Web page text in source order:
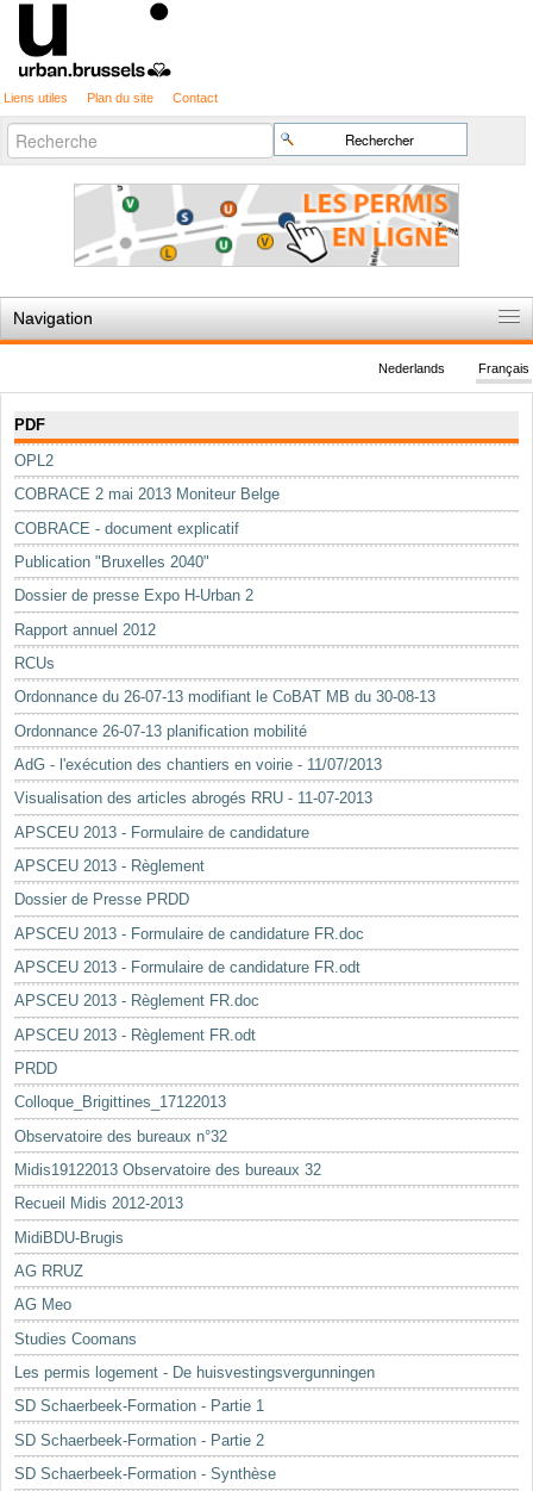
Liens utiles Plan du site Contact
Chercher par
Recherche
avancée…
Navigation
Règles du jeu
Permis d'urbanisme
Cartographie
Etudes et publications
Mots-clés
Renseignements urbanistiques
Français
Nederlands
PDF
OPL2
COBRACE 2 mai 2013 Moniteur Belge
COBRACE - document explicatif
Publication "Bruxelles 2040"
Dossier de presse Expo H-Urban 2
Rapport annuel 2012
RCUs
Ordonnance du 26-07-13 modifiant le CoBAT MB du 30-08-13
Ordonnance 26-07-13 planification mobilité
AdG - l'exécution des chantiers en voirie - 11/07/2013
Visualisation des articles abrogés RRU - 11-07-2013
APSCEU 2013 - Formulaire de candidature
APSCEU 2013 - Règlement
Dossier de Presse PRDD
APSCEU 2013 - Formulaire de candidature FR.doc
APSCEU 2013 - Formulaire de candidature FR.odt
APSCEU 2013 - Règlement FR.doc
APSCEU 2013 - Règlement FR.odt
PRDD
Colloque_Brigittines_17122013
Observatoire des bureaux n°32
Midis19122013 Observatoire des bureaux 32
Recueil Midis 2012-2013
MidiBDU-Brugis
AG RRUZ
AG Meo
Studies Coomans
Les permis logement - De huisvestingsvergunningen
SD Schaerbeek-Formation - Partie 1
SD Schaerbeek-Formation - Partie 2
SD Schaerbeek-Formation - Synthèse